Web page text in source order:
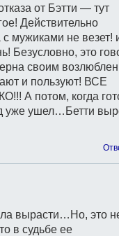
от Бэтти — тут
Действительно
мужиками не везет!
Безусловно, это
своим
и пользуют! ВСЕ
А потом, когда
уже ушел…Бетти
вырасти…Но, это
в судьбе ее